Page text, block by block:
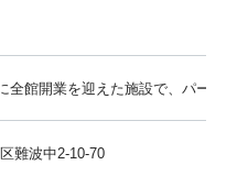
全館開業を迎えた施設で、パーク
難波中2-10-70